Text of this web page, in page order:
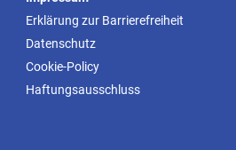
Erklärung zur Barrierefreiheit
Datenschutz
Cookie-Policy
Haftungsausschluss